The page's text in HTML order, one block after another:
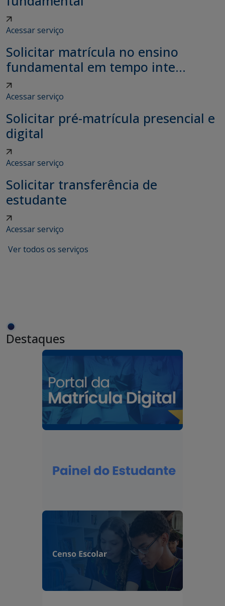
Acessar serviço
Solicitar matrícula no ensino
fundamental em tempo inte...
Acessar serviço
Solicitar pré-matrícula presencial e
digital
Acessar serviço
Solicitar transferência de
estudante
Acessar serviço
Ver todos os serviços
Destaques